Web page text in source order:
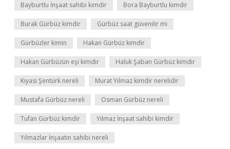
Bayburtlu İnşaat sahibi kimdir Bora Bayburtlu kimdir
Burak Gürbüz kimdir Gürbüz saat güvenilir mi
Gürbüzler kimin Hakan Gürbüz kimdir
Hakan Gürbüzün eşi kimdir Haluk Şaban Gürbüz kimdir
Kıyasi Şentürk nereli Murat Yılmaz kimdir nerelidir
Mustafa Gürbüz nereli Osman Gürbüz nereli
Tufan Gürbüz kimdir Yılmaz İnşaat sahibi kimdir
Yılmazlar İnşaatın sahibi nereli